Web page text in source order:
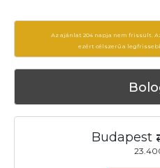
Az ajánlat 204 napja nem frissült.
ezért célszerű a
Budapest